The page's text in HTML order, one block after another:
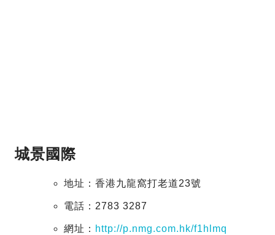
城景國際
地址：香港九龍窩打老道23號
電話：2783 3287
網址： http://p.nmg.com.hk/f1hlmq